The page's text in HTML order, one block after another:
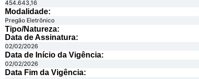
454.643,16
Modalidade:
Pregão Eletrônico
Tipo/Natureza:
Data de Assinatura:
02/02/2026
Data de Início da Vigência:
02/02/2026
Data Fim da Vigência: